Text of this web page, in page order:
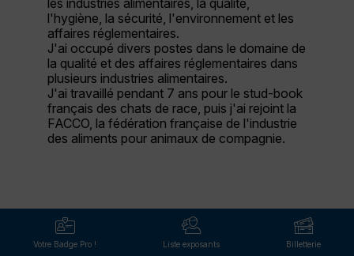
les industries alimentaires, la qualité,
l'hygiène, la sécurité, l'environnement et les
affaires réglementaires.
J'ai occupé divers postes dans le domaine de
la qualité et des affaires réglementaires dans
plusieurs industries alimentaires.
J'ai travaillé pendant 7 ans pour le stud-book
français des chats de race, puis j'ai rejoint la
FACCO, la fédération française de l'industrie
des aliments pour animaux de compagnie.
Votre Badge Pro ! Liste exposants Billetterie